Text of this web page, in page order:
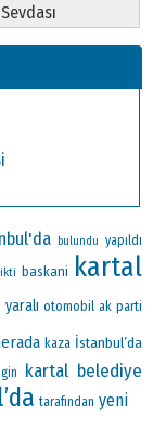
bulundu yapıldı
baskani kartal
yaralı otomobil ak parti
kaza İstanbul’da
kartal belediye
tarafından yeni